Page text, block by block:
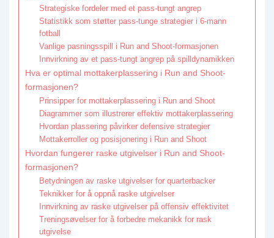
Strategiske fordeler med et pass-tungt angrep
Statistikk som støtter pass-tunge strategier i 6-mann
fotball
Vanlige pasningsspill i Run and Shoot-formasjonen
Innvirkning av et pass-tungt angrep på spilldynamikken
Hva er optimal mottakerplassering i Run and Shoot-
formasjonen?
Prinsipper for mottakerplassering i Run and Shoot
Diagrammer som illustrerer effektiv mottakerplassering
Hvordan plassering påvirker defensive strategier
Mottakerroller og posisjonering i Run and Shoot
Hvordan fungerer raske utgivelser i Run and Shoot-
formasjonen?
Betydningen av raske utgivelser for quarterbacker
Teknikker for å oppnå raske utgivelser
Innvirkning av raske utgivelser på offensiv effektivitet
Treningsøvelser for å forbedre mekanikk for rask
utgivelse